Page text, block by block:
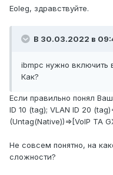
Eoleg, здравствуйте.
В 30.03.2022 в
ibmpc нужно включить
Как?
Если правильно понял
ID 10 (tag); VLAN ID 20
(Untag(Native))=>[VoIP ТА
Не совсем понятно, на
сложности?